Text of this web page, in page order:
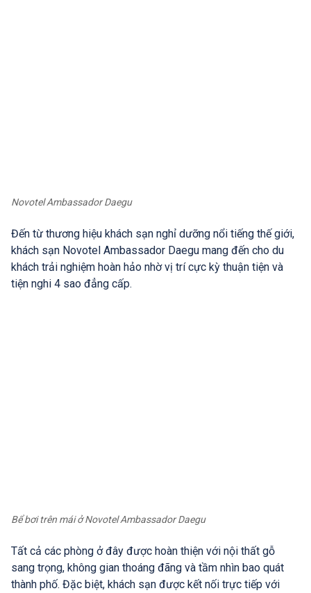
Novotel Ambassador Daegu
Đến từ thương hiệu khách sạn nghỉ dưỡng nổi tiếng thế giới,
khách sạn Novotel Ambassador Daegu mang đến cho du
khách trải nghiệm hoàn hảo nhờ vị trí cực kỳ thuận tiện và
tiện nghi 4 sao đẳng cấp.
Bể bơi trên mái ở Novotel Ambassador Daegu
Tất cả các phòng ở đây được hoàn thiện với nội thất gỗ
sang trọng, không gian thoáng đãng và tầm nhìn bao quát
thành phố. Đặc biệt, khách sạn được kết nối trực tiếp với